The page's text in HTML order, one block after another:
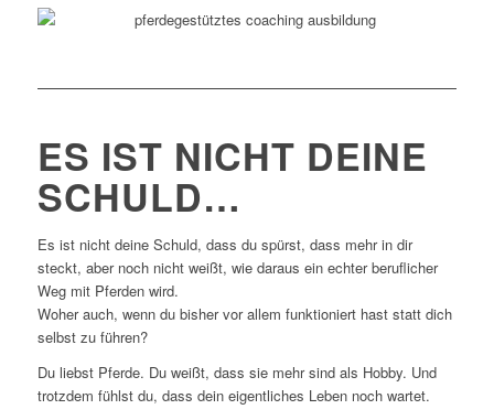
ES IST NICHT DEINE
SCHULD…
Es ist nicht deine Schuld, dass du spürst, dass mehr in dir
steckt, aber noch nicht weißt, wie daraus ein echter beruflicher
Weg mit Pferden wird.
Woher auch, wenn du bisher vor allem funktioniert hast statt dich
selbst zu führen?
Du liebst Pferde. Du weißt, dass sie mehr sind als Hobby. Und
trotzdem fühlst du, dass dein eigentliches Leben noch wartet.